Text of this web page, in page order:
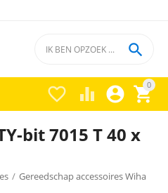
0


 

bit 7015 T 40 x
/ Gereedschap accessoires Wiha